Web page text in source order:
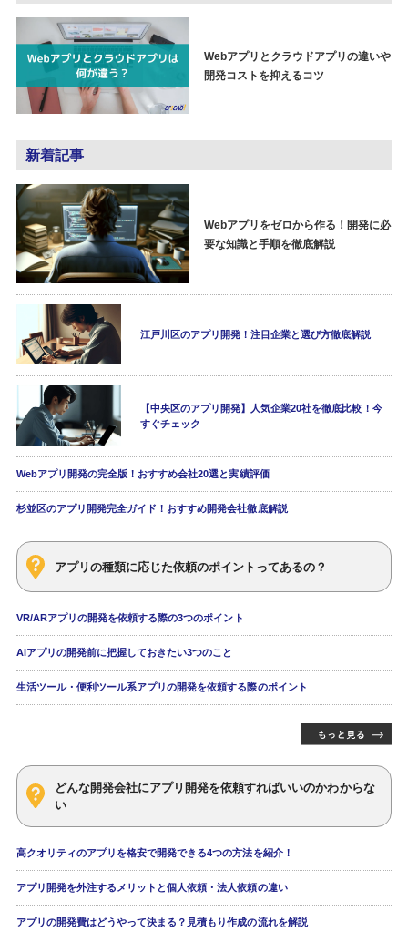
Webアプリとクラウドアプリの違いや
開発コストを抑えるコツ
新着記事
Webアプリをゼロから作る！開発に必
要な知識と手順を徹底解説
江戸川区のアプリ開発！注目企業と選び方徹底解説
【中央区のアプリ開発】人気企業20社を徹底比較！今
すぐチェック
Webアプリ開発の完全版！おすすめ会社20選と実績評価
杉並区のアプリ開発完全ガイド！おすすめ開発会社徹底解説
アプリの種類に応じた依頼のポイントってあるの？
VR/ARアプリの開発を依頼する際の3つのポイント
AIアプリの開発前に把握しておきたい3つのこと
生活ツール・便利ツール系アプリの開発を依頼する際のポイント
どんな開発会社にアプリ開発を依頼すればいいのかわからな
い
高クオリティのアプリを格安で開発できる4つの方法を紹介！
アプリ開発を外注するメリットと個人依頼・法人依頼の違い
アプリの開発費はどうやって決まる？見積もり作成の流れを解説